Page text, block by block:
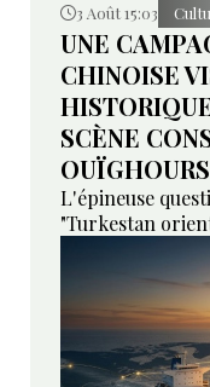
3 Août 15:03
UNE
CHINOISE
SCÈNE
OUÏGHOURS
L'épineuse
"Turkestan